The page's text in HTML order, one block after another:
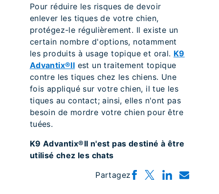
Pour réduire les risques de devoir
enlever les tiques de votre chien,
protégez-le régulièrement. Il existe un
certain nombre d'options, notamment
les produits à usage topique et oral. K9
Advantix®II est un traitement topique
contre les tiques chez les chiens. Une
fois appliqué sur votre chien, il tue les
tiques au contact; ainsi, elles n'ont pas
besoin de mordre votre chien pour être
tuées.
K9 Advantix®II n'est pas destiné à être
utilisé chez les chats
Partagez